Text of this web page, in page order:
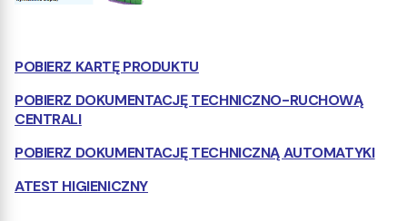
POBIERZ KARTĘ PRODUKTU
POBIERZ DOKUMENTACJĘ TECHNICZNO-RUCHOWĄ
CENTRALI
POBIERZ DOKUMENTACJĘ TECHNICZNĄ AUTOMATYKI
ATEST HIGIENICZNY